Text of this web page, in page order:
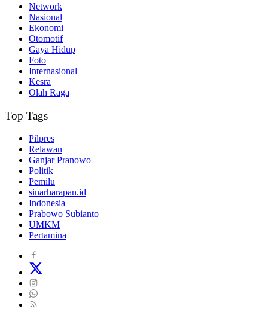
Network
Nasional
Ekonomi
Otomotif
Gaya Hidup
Foto
Internasional
Kesra
Olah Raga
Top Tags
Pilpres
Relawan
Ganjar Pranowo
Politik
Pemilu
sinarharapan.id
Indonesia
Prabowo Subianto
UMKM
Pertamina